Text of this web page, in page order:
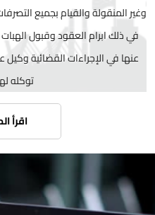
وغير المنقولة والقيام بجميع
في ذلك ابرام العقود وقبول
عنها في الإجراءات القضائية وكيل
توكله
اقرأ